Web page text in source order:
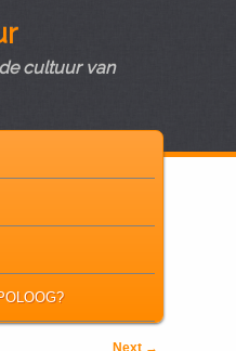
cultuur van
Next →